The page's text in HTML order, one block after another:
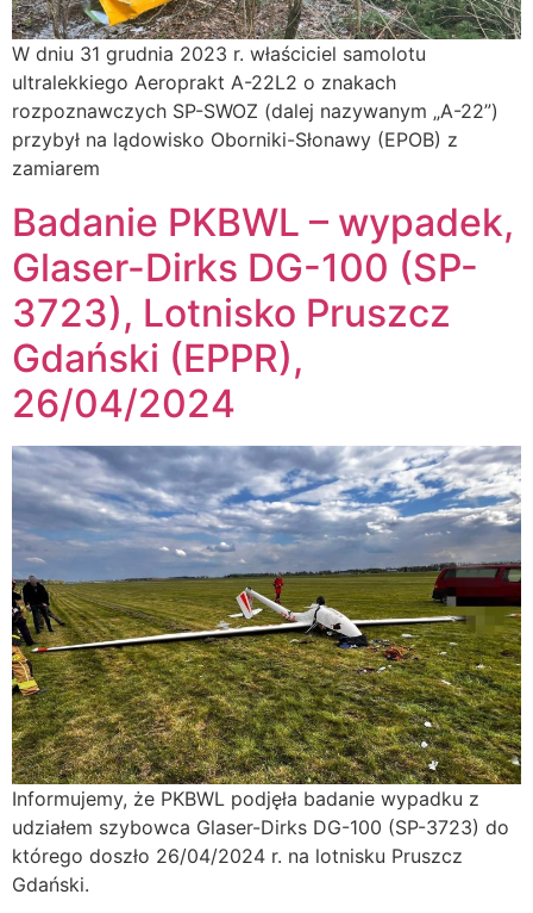
W dniu 31 grudnia 2023 r. właściciel samolotu
ultralekkiego Aeroprakt A-22L2 o znakach
rozpoznawczych SP-SWOZ (dalej nazywanym „A-22”)
przybył na lądowisko Oborniki-Słonawy (EPOB) z
zamiarem
Badanie PKBWL – wypadek,
Glaser-Dirks DG-100 (SP-
3723), Lotnisko Pruszcz
Gdański (EPPR),
26/04/2024
Informujemy, że PKBWL podjęła badanie wypadku z
udziałem szybowca Glaser-Dirks DG-100 (SP-3723) do
którego doszło 26/04/2024 r. na lotnisku Pruszcz
Gdański.